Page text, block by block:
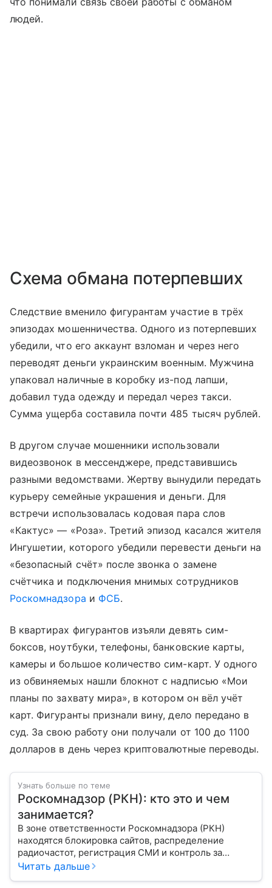
людей.
Схема обмана потерпевших
Следствие вменило фигурантам участие в трёх
эпизодах мошенничества. Одного из потерпевших
убедили, что его аккаунт взломан и через него
переводят деньги украинским военным. Мужчина
упаковал наличные в коробку из-под лапши,
добавил туда одежду и передал через такси.
Сумма ущерба составила почти 485 тысяч рублей.
В другом случае мошенники использовали
видеозвонок в мессенджере, представившись
разными ведомствами. Жертву вынудили передать
курьеру семейные украшения и деньги. Для
встречи использовалась кодовая пара слов
«Кактус» — «Роза». Третий эпизод касался жителя
Ингушетии, которого убедили перевести деньги на
«безопасный счёт» после звонка о замене
счётчика и подключения мнимых сотрудников
Роскомнадзора и ФСБ.
В квартирах фигурантов изъяли девять сим-
боксов, ноутбуки, телефоны, банковские карты,
камеры и большое количество сим-карт. У одного
из обвиняемых нашли блокнот с надписью «Мои
планы по захвату мира», в котором он вёл учёт
карт. Фигуранты признали вину, дело передано в
суд. За свою работу они получали от 100 до 1100
долларов в день через криптовалютные переводы.
Узнать больше по теме
Роскомнадзор (РКН): кто это и чем
занимается?
В зоне ответственности Роскомнадзора (РКН)
находятся блокировка сайтов, распределение
радиочастот, регистрация СМИ и контроль за
защитой персональных данных. Это главный
Читать дальше